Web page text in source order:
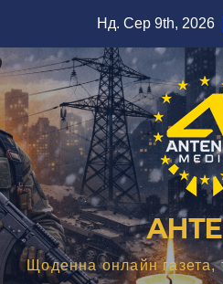
вмісту
Нд. Сер 9th, 2026
Щоденна онлайн газета,